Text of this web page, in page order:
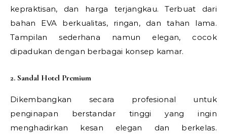
kepraktisan, dan harga terjangkau. Terbuat dari
bahan EVA berkualitas, ringan, dan tahan lama.
Tampilan sederhana namun elegan, cocok
dipadukan dengan berbagai konsep kamar.
2. Sandal Hotel Premium
Dikembangkan secara profesional untuk
penginapan berstandar tinggi yang ingin
menghadirkan kesan elegan dan berkelas.